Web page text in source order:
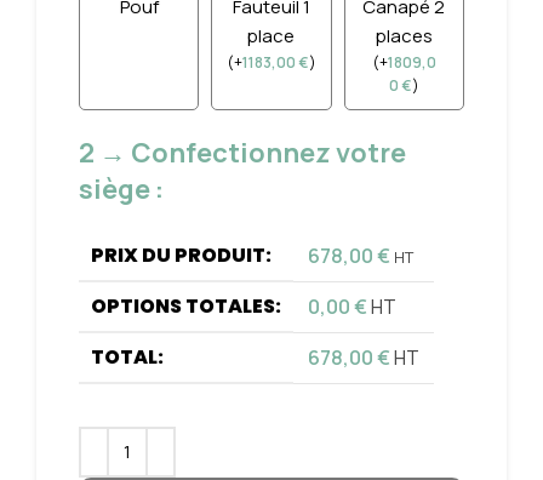
Pouf
Fauteuil 1
place
(+1183,00€)
Canapé 2
places
(+1809,0
0€)
2 → Confectionnez votre
siège :
PRIX DU PRODUIT: 678,00€ HT
OPTIONS TOTALES: 0,00€HT
TOTAL: 678,00€HT